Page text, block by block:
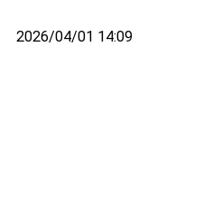
2026/04/01 14:09